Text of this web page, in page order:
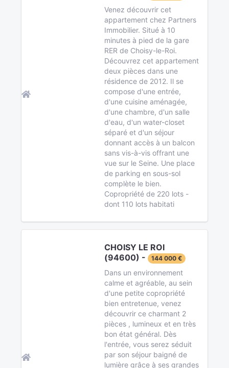
Venez découvrir cet
appartement chez Partners
Immobilier. Situé à 10
minutes à pied de la gare
RER de Choisy-le-Roi.
Découvrez cet appartement
deux pièces dans une
résidence de 2012. Il se
compose d'une entrée,
d'une cuisine aménagée,
d'une chambre, d'un salle
d'eau, d'un water-closet
séparé et d'un séjour
donnant accès à un balcon
sans vis-à-vis offrant une
vue sur le Seine. Une place
de parking en sous-sol
complète le bien.
Copropriété de 220 lots -
dont 110 lots habitati
CHOISY LE ROI
(94600) -
144 000 €
Dans un environnement
calme et agréable, au sein
d'une petite copropriété
bien entretenue, venez
découvrir ce charmant 2
pièces , lumineux et en très
bon état général. Dès
l'entrée, vous serez séduit
par son séjour baigné de
lumière grâce à ses grandes